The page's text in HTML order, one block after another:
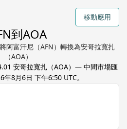
移動應用
到AOA
阿富汗尼（AFN）轉換為安哥拉寬扎
（AOA）
安哥拉寬扎 （AOA）— 中間市場匯
年8月6日 下午6:50 UTC。